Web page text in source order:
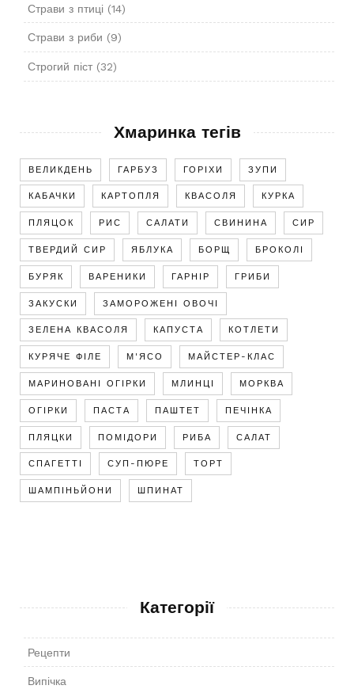
Страви з птиці (14)
Страви з риби (9)
Строгий піст(32)
Хмаринка тегів
ВЕЛИКДЕНЬ ГАРБУЗ ГОРІХИ ЗУПИ
КАБАЧКИ КАРТОПЛЯ КВАСОЛЯ КУРКА
ПЛЯЦОК РИС САЛАТИ СВИНИНА СИР
ТВЕРДИЙ СИР ЯБЛУКА БОРЩ БРОКОЛІ
БУРЯК ВАРЕНИКИ ГАРНІР ГРИБИ
ЗАКУСКИ ЗАМОРОЖЕНІ ОВОЧІ
ЗЕЛЕНА КВАСОЛЯ КАПУСТА КОТЛЕТИ
КУРЯЧЕ ФІЛЕ М'ЯСО МАЙСТЕР-КЛАС
МАРИНОВАНІ ОГІРКИ МЛИНЦІ МОРКВА
ОГІРКИ ПАСТА ПАШТЕТ ПЕЧІНКА
ПЛЯЦКИ ПОМІДОРИ РИБА САЛАТ
СПАГЕТТІ СУП-ПЮРЕ ТОРТ
ШАМПІНЬЙОНИ ШПИНАТ
Категорії
Рецепти
Випічка